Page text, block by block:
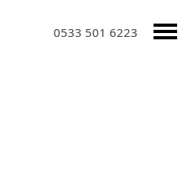
0533 501 6223